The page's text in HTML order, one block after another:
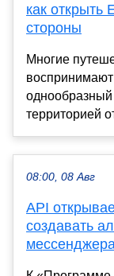
как открыть
стороны
Многие
воспринимают
однообразный
территорией
08:00, 08 Авг
API
создавать